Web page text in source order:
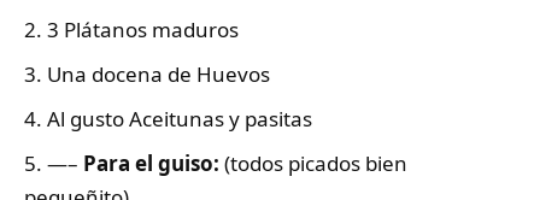
3 Plátanos maduros
Una docena de Huevos
Al gusto Aceitunas y pasitas
—– Para el guiso: (todos picados bien